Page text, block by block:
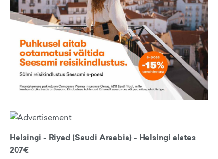
Helsingi - Riyad (Saudi Araabia) - Helsingi alates
207€